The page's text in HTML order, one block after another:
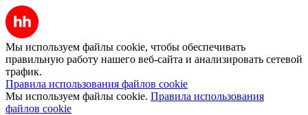
Мы используем файлы cookie, чтобы обеспечивать
правильную работу нашего веб-сайта и анализировать сетевой
трафик.
Правила использования файлов cookie
Мы используем файлы cookie. Правила использования
файлов cookie